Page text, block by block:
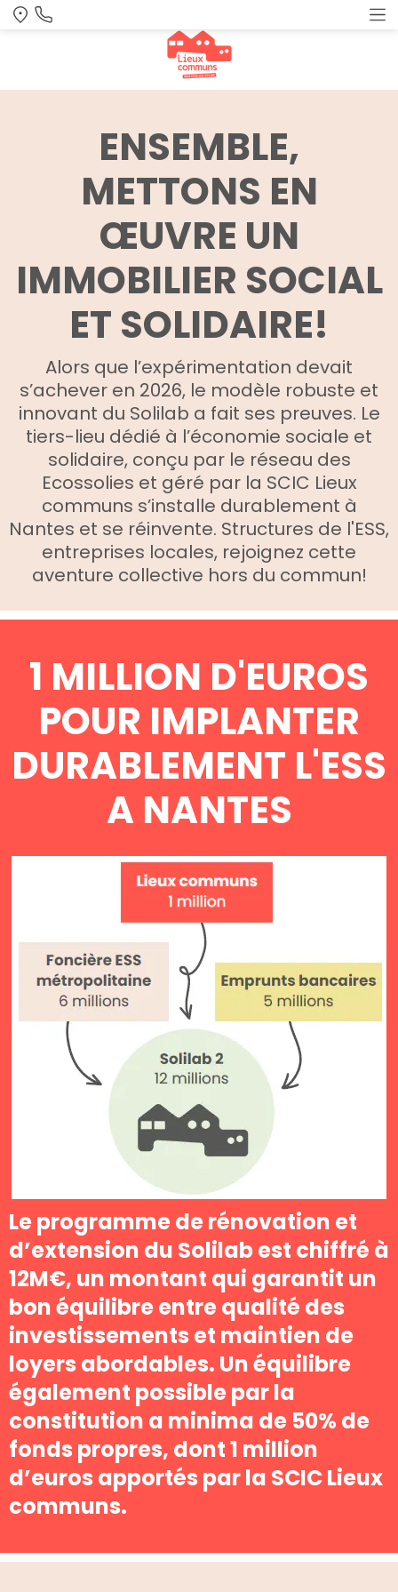
ENSEMBLE,
METTONS EN
ŒUVRE UN
IMMOBILIER SOCIAL
ET SOLIDAIRE!
Alors que l’expérimentation devait
s’achever en 2026, le modèle robuste et
innovant du Solilab a fait ses preuves. Le
tiers-lieu dédié à l’économie sociale et
solidaire, conçu par le réseau des
Ecossolies et géré par la SCIC Lieux
communs s’installe durablement à
Nantes et se réinvente. Structures de l'ESS,
entreprises locales, rejoignez cette
aventure collective hors du commun!
1 MILLION D'EUROS
POUR IMPLANTER
DURABLEMENT L'ESS
A NANTES
Le programme de rénovation et
d’extension du Solilab est chiffré à
12M€, un montant qui garantit un
bon équilibre entre qualité des
investissements et maintien de
loyers abordables. Un équilibre
également possible par la
constitution a minima de 50% de
fonds propres, dont 1 million
d’euros apportés par la SCIC Lieux
communs.